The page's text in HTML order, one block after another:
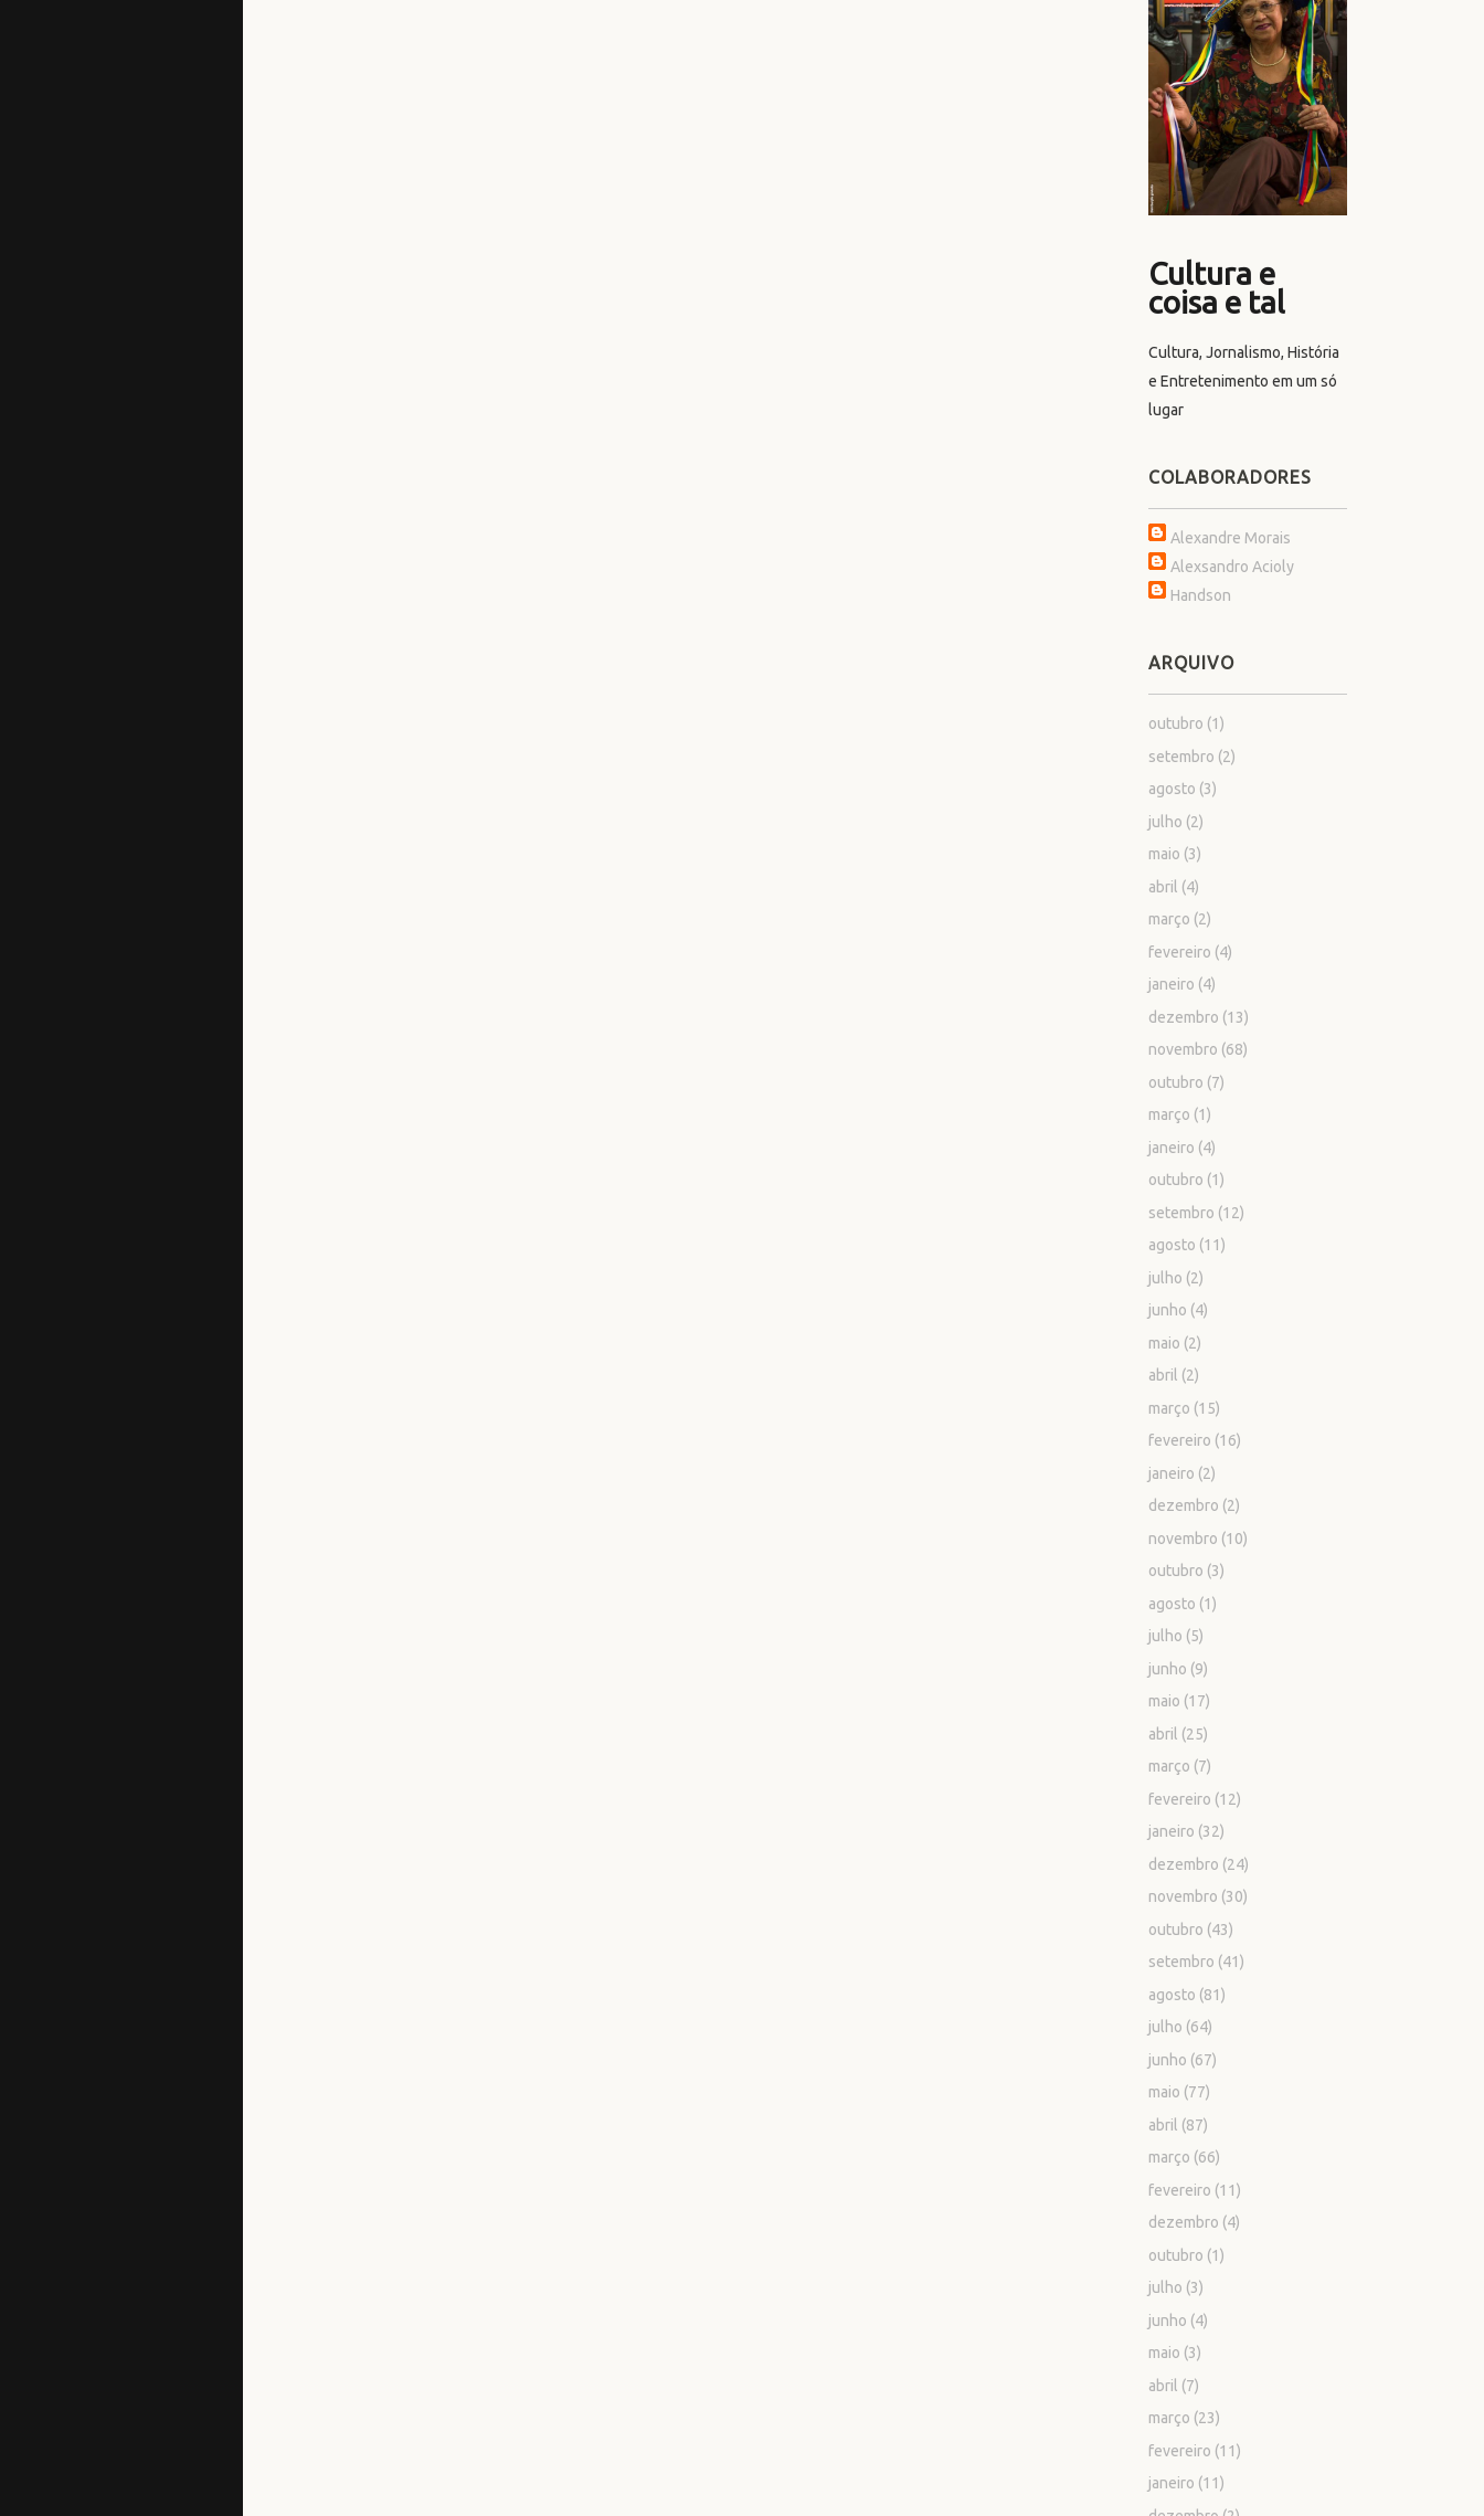
Cultura e
coisa e tal
Cultura, Jornalismo, História
e Entretenimento em um só
lugar
COLABORADORES
Alexandre Morais
Alexsandro Acioly
Handson
ARQUIVO
outubro (1)
setembro (2)
agosto (3)
julho (2)
maio (3)
abril (4)
março (2)
fevereiro (4)
janeiro (4)
dezembro (13)
novembro (68)
outubro (7)
março (1)
janeiro (4)
outubro (1)
setembro (12)
agosto (11)
julho (2)
junho (4)
maio (2)
abril (2)
março (15)
fevereiro (16)
janeiro (2)
dezembro (2)
novembro (10)
outubro (3)
agosto (1)
julho (5)
junho (9)
maio (17)
abril (25)
março (7)
fevereiro (12)
janeiro (32)
dezembro (24)
novembro (30)
outubro (43)
setembro (41)
agosto (81)
julho (64)
junho (67)
maio (77)
abril (87)
março (66)
fevereiro (11)
dezembro (4)
outubro (1)
julho (3)
junho (4)
maio (3)
abril (7)
março (23)
fevereiro (11)
janeiro (11)